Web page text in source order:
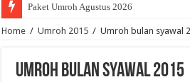
Paket Umroh Agustus 2026
Home / Umroh 2015 / Umroh bulan syawal
Umroh bulan syawal 2015